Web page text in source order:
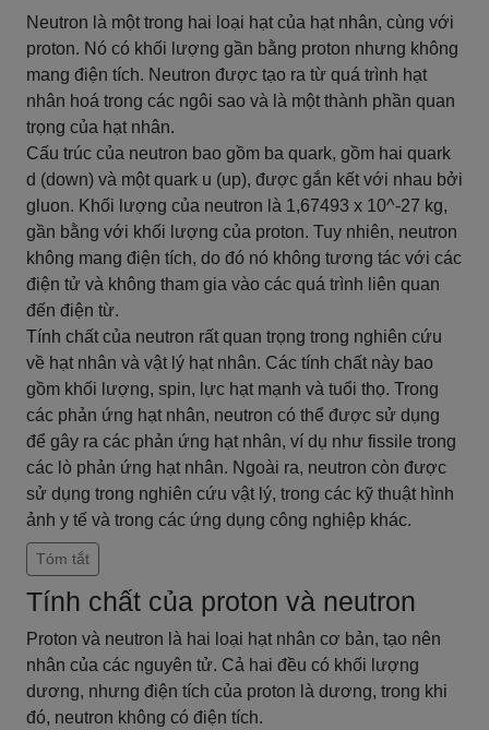
Neutron là một trong hai loại hạt của hạt nhân, cùng với
proton. Nó có khối lượng gần bằng proton nhưng không
mang điện tích. Neutron được tạo ra từ quá trình hạt
nhân hoá trong các ngôi sao và là một thành phần quan
trọng của hạt nhân.
Cấu trúc của neutron bao gồm ba quark, gồm hai quark
d (down) và một quark u (up), được gắn kết với nhau bởi
gluon. Khối lượng của neutron là 1,67493 x 10^-27 kg,
gần bằng với khối lượng của proton. Tuy nhiên, neutron
không mang điện tích, do đó nó không tương tác với các
điện tử và không tham gia vào các quá trình liên quan
đến điện từ.
Tính chất của neutron rất quan trọng trong nghiên cứu
về hạt nhân và vật lý hạt nhân. Các tính chất này bao
gồm khối lượng, spin, lực hạt mạnh và tuổi thọ. Trong
các phản ứng hạt nhân, neutron có thể được sử dụng
để gây ra các phản ứng hạt nhân, ví dụ như fissile trong
các lò phản ứng hạt nhân. Ngoài ra, neutron còn được
sử dụng trong nghiên cứu vật lý, trong các kỹ thuật hình
ảnh y tế và trong các ứng dụng công nghiệp khác.
Tóm tắt
Tính chất của proton và neutron
Proton và neutron là hai loại hạt nhân cơ bản, tạo nên
nhân của các nguyên tử. Cả hai đều có khối lượng
dương, nhưng điện tích của proton là dương, trong khi
đó, neutron không có điện tích.